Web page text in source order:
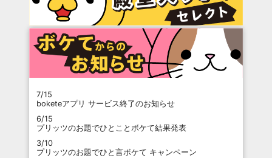
7/15
boketeアプリ サービス終了のお知らせ
6/15
プリッツのお題でひとことボケて結果発表
3/10
プリッツのお題でひと言ボケて キャンペーン